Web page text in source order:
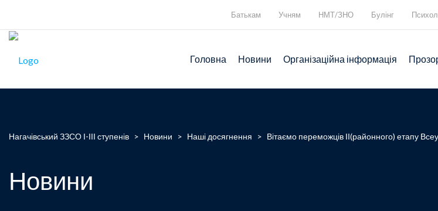
Батькам Учням НМТ/ЗНО Булінг
Головна Новини Організаційна інформація
Нагачівський ЗЗСО І-ІІІ ступенів > Новини > Наші досягнення > Вітаємо переможців ІІ(районного) етапу
Новини